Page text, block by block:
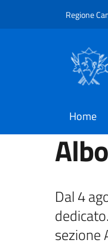
Regione
Home
Dal 4
sezione